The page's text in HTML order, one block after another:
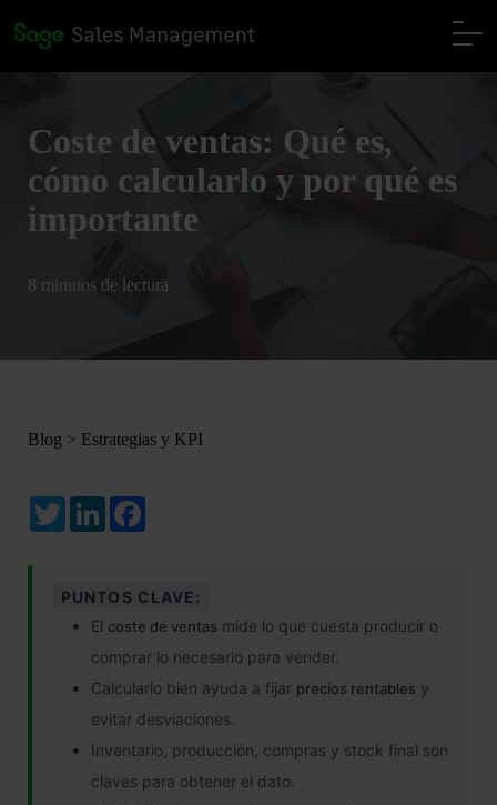
Coste de ventas: Qué es,
cómo calcularlo y por qué es
importante
8 minutos de lectura
Blog > Estrategias y KPI
TwitterLinkedIn
PUNTOS CLAVE:
El coste de ventas mide lo que cuesta producir o
comprar lo necesario para vender.
Calcularlo bien ayuda a fijar precios rentables y
evitar desviaciones.
Inventario, producción, compras y stock final son
claves para obtener el dato.